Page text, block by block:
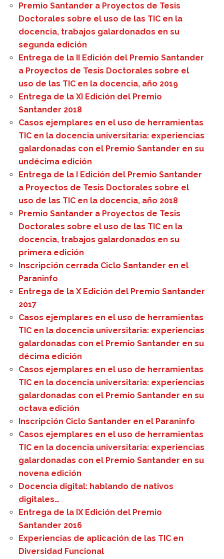
Premio Santander a Proyectos de Tesis
Doctorales sobre el uso de las TIC en la
docencia, trabajos galardonados en su
segunda edición
Entrega de la II Edición del Premio Santander
a Proyectos de Tesis Doctorales sobre el
uso de las TIC en la docencia, año 2019
Entrega de la XI Edición del Premio
Santander 2018
Casos ejemplares en el uso de herramientas
TIC en la docencia universitaria: experiencias
galardonadas con el Premio Santander en su
undécima edición
Entrega de la I Edición del Premio Santander
a Proyectos de Tesis Doctorales sobre el
uso de las TIC en la docencia, año 2018
Premio Santander a Proyectos de Tesis
Doctorales sobre el uso de las TIC en la
docencia, trabajos galardonados en su
primera edición
Inscripción cerrada Ciclo Santander en el
Paraninfo
Entrega de la X Edición del Premio Santander
2017
Casos ejemplares en el uso de herramientas
TIC en la docencia universitaria: experiencias
galardonadas con el Premio Santander en su
décima edición
Casos ejemplares en el uso de herramientas
TIC en la docencia universitaria: experiencias
galardonadas con el Premio Santander en su
octava edición
Inscripción Ciclo Santander en el Paraninfo
Casos ejemplares en el uso de herramientas
TIC en la docencia universitaria: experiencias
galardonadas con el Premio Santander en su
novena edición
Docencia digital: hablando de nativos
digitales…
Entrega de la IX Edición del Premio
Santander 2016
Experiencias de aplicación de las TIC en
Diversidad Funcional